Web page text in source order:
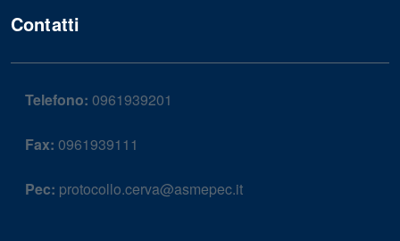
Contatti
Telefono: 0961939201
Fax: 0961939111
Pec: protocollo.cerva@asmepec.it